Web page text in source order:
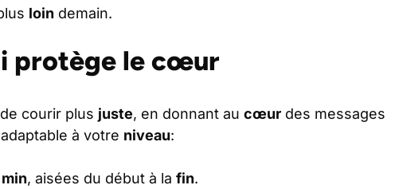
loin demain.
protège le cœur
courir plus juste, en donnant au cœur des messages
à votre niveau:
min, aisées du début à la fin.